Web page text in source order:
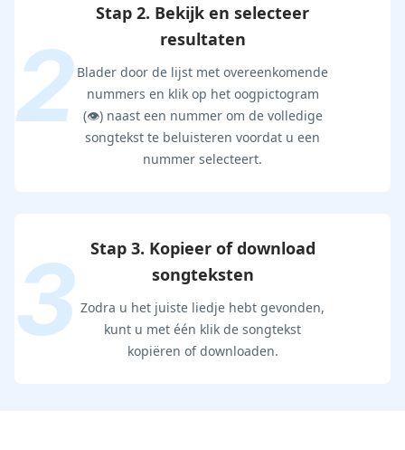
Stap 2. Bekijk en selecteer
resultaten
Blader door de lijst met overeenkomende
nummers en klik op het oogpictogram
(👁️) naast een nummer om de volledige
songtekst te beluisteren voordat u een
nummer selecteert.
Stap 3. Kopieer of download
songteksten
Zodra u het juiste liedje hebt gevonden,
kunt u met één klik de songtekst
kopiëren of downloaden.